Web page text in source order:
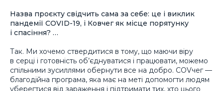
Назва проєкту свідчить сама за себе: це і виклик
пандемії COVID-19, і Ковчег як місце порятунку
і спасіння? …
Так. Ми хочемо ствердитися в тому, що маючи віру
в серці і готовність об’єднуватися і працювати, можемо
спільними зусиллями обернути все на добро. COVчег —
благодійна програма, яка має на меті допомогти людям
уберегтися від зараження і підтримати тих, хто цього